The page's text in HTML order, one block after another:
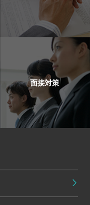
面接対策